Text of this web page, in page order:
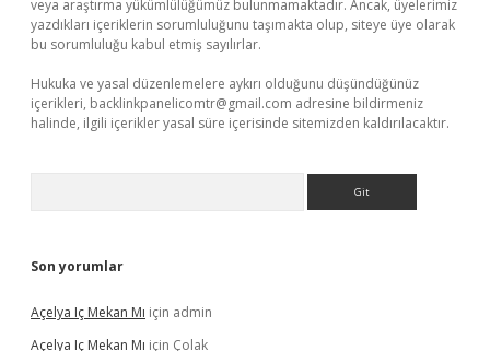
veya araştırma yükümlülüğümüz bulunmamaktadır. Ancak, üyelerimiz
yazdıkları içeriklerin sorumluluğunu taşımakta olup, siteye üye olarak
bu sorumluluğu kabul etmiş sayılırlar.
Hukuka ve yasal düzenlemelere aykırı olduğunu düşündüğünüz
içerikleri, backlinkpanelicomtr@gmail.com adresine bildirmeniz
halinde, ilgili içerikler yasal süre içerisinde sitemizden kaldırılacaktır.
Son yorumlar
Açelya Iç Mekan Mı için admin
Açelya Iç Mekan Mı için Çolak